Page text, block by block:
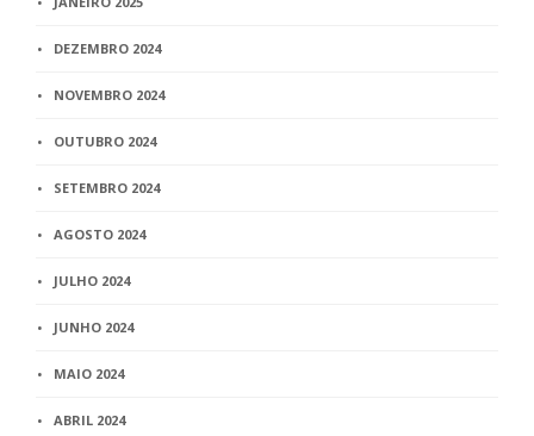
DEZEMBRO 2024
NOVEMBRO 2024
OUTUBRO 2024
SETEMBRO 2024
AGOSTO 2024
JULHO 2024
JUNHO 2024
MAIO 2024
ABRIL 2024